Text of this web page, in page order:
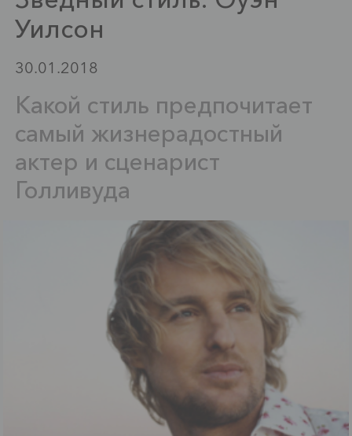
Уилсон
30.01.2018
Какой стиль предпочитает
самый жизнерадостный
актер и сценарист
Голливуда